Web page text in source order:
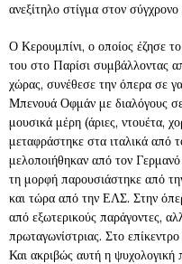
ανεξίτηλο στίγμα στον
Ο Κερουμπίνι, ο οποίος έζησε
του στο Παρίσι συμβάλλοντας
χώρας, συνέθεσε την όπερα σε
Μπενουά Οφμάν με διαλόγους
μουσικά μέρη (άριες, ντουέτα,
μεταφράστηκε στα ιταλικά από
μελοποιήθηκαν από τον
τη μορφή παρουσιάστηκε από
και τώρα από την ΕΛΣ. Στην
από εξωτερικούς παράγοντες,
πρωταγωνίστριας. Στο
Και ακριβώς αυτή η ψυχολογική